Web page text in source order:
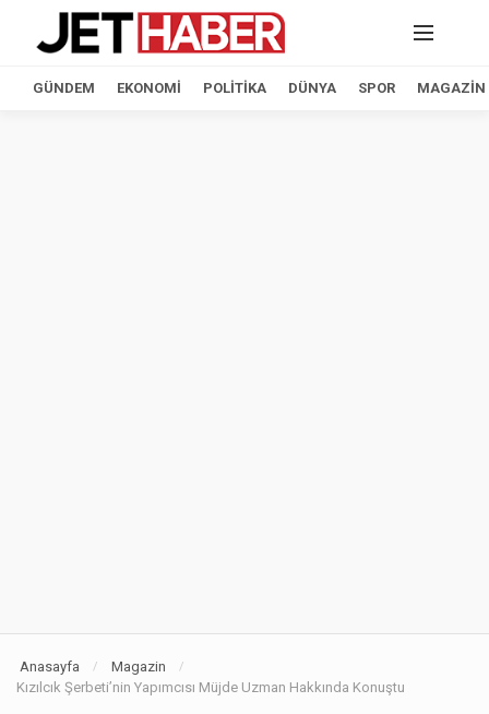
GÜNDEM EKONOMI POLITIKA DÜNYA SPOR MAGAZIN
Anasayfa / Magazin /
Kızılcık Şerbeti’nin Yapımcısı Müjde Uzman Hakkında Konuştu